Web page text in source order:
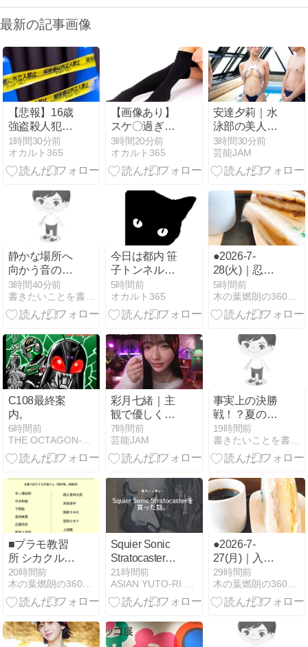
最新の記事画像
【悲報】16歳
強盗殺人犯さ
ん「いつ出れ
るの？」弁護
士「もう出ら
1時間30分前
オカルト365
【画像あり】
スケ〇過ぎる
タイツ、発売
ｗｗｗｗｗｗ
ｗｗｗｗｗｗ
3時間20分前
オカルト365
安達夕莉｜水
泳部の美人コ
ーチがハイレ
グ水着で密着
コーチング
3時間30分前
芸能JAM
静かな場所へ
向かう音の旅
新曲完成
3時間40分前
書きたいことを書くだけさ
今日は都内 笹
子トンネルシ
リーズ
5時間前
オカルト365
●2026-7-
28(火)｜忍者
のように人目
を避けて
5時間前
C108最終案
内。
6時間前
THE OCTAGON-電脳国防省-
彩月七緒｜主
観で優しくサ
ポートする甘
い囁きと癒や
し体験
7時間前
芸能JAM
事実上の決勝
戦！？夏の甲
子園「沖縄尚
学×横浜」勝
つのはどっち
19時間前
書きたいことを書くだけさ
■プラモ教習
所 シカクルー
ム｜潮先夏海
｜◆さまざま
なチャレン
刊収録
20時間前
木の葉燃朗の360365
Squier Sonic
Stratocasterを
買ってみた話
【スクワイヤ
のストラトを
21時間前
ASIAN YUTO-RI GENERATION
●2026-7-
27(月)｜入稿
翌日になって
気付くこと
29時間前
木の葉燃朗の360365